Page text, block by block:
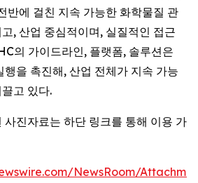
반에 걸친 지속 가능한 화학물질 관
, 산업 중심적이며, 실질적인 접근
의 가이드라인, 플랫폼, 솔루션은
행을 촉진해, 산업 전체가 지속 가능
고 있다.
사진자료는 하단 링크를 통해 이용 가
NewsRoom/